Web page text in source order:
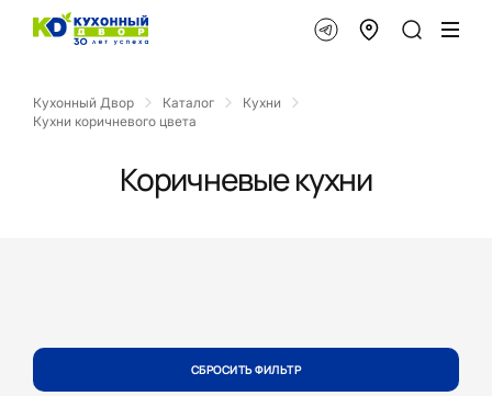
Кухонный Двор Каталог
Кухни
Кухни коричневого цвета
Коричневые кухни
СБРОСИТЬ ФИЛЬТР